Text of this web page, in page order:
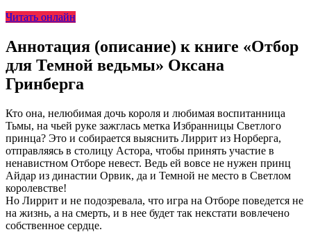
Читать онлайн
Аннотация (описание) к книге «Отбор
для Темной ведьмы» Оксана
Гринберга
Кто она, нелюбимая дочь короля и любимая воспитанница
Тьмы, на чьей руке зажглась метка Избранницы Светлого
принца? Это и собирается выяснить Лиррит из Норберга,
отправляясь в столицу Астора, чтобы принять участие в
ненавистном Отборе невест. Ведь ей вовсе не нужен принц
Айдар из династии Орвик, да и Темной не место в Светлом
королевстве!
Но Лиррит и не подозревала, что игра на Отборе поведется не
на жизнь, а на смерть, и в нее будет так некстати вовлечено
собственное сердце.